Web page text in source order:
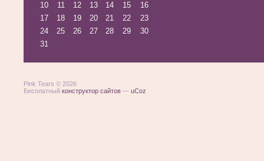
10
11 12 13 14 15
16
17
18 19 20 21 22
23
24
25 26 27 28 29
30
31
Pink Tears © 2026
Бесплатный конструктор сайтов — uCoz